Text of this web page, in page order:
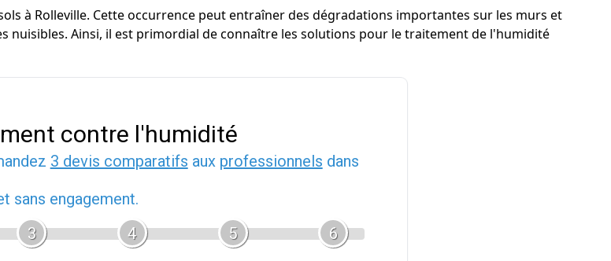
à Rolleville. Cette occurrence peut entraîner des dégradations importantes sur les murs et
Ainsi, il est primordial de connaître les solutions pour le traitement de l'humidité
contre l'humidité
3 devis comparatifs aux professionnels dans
sans engagement.
3 4 5 6